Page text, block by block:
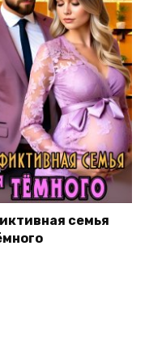
семья